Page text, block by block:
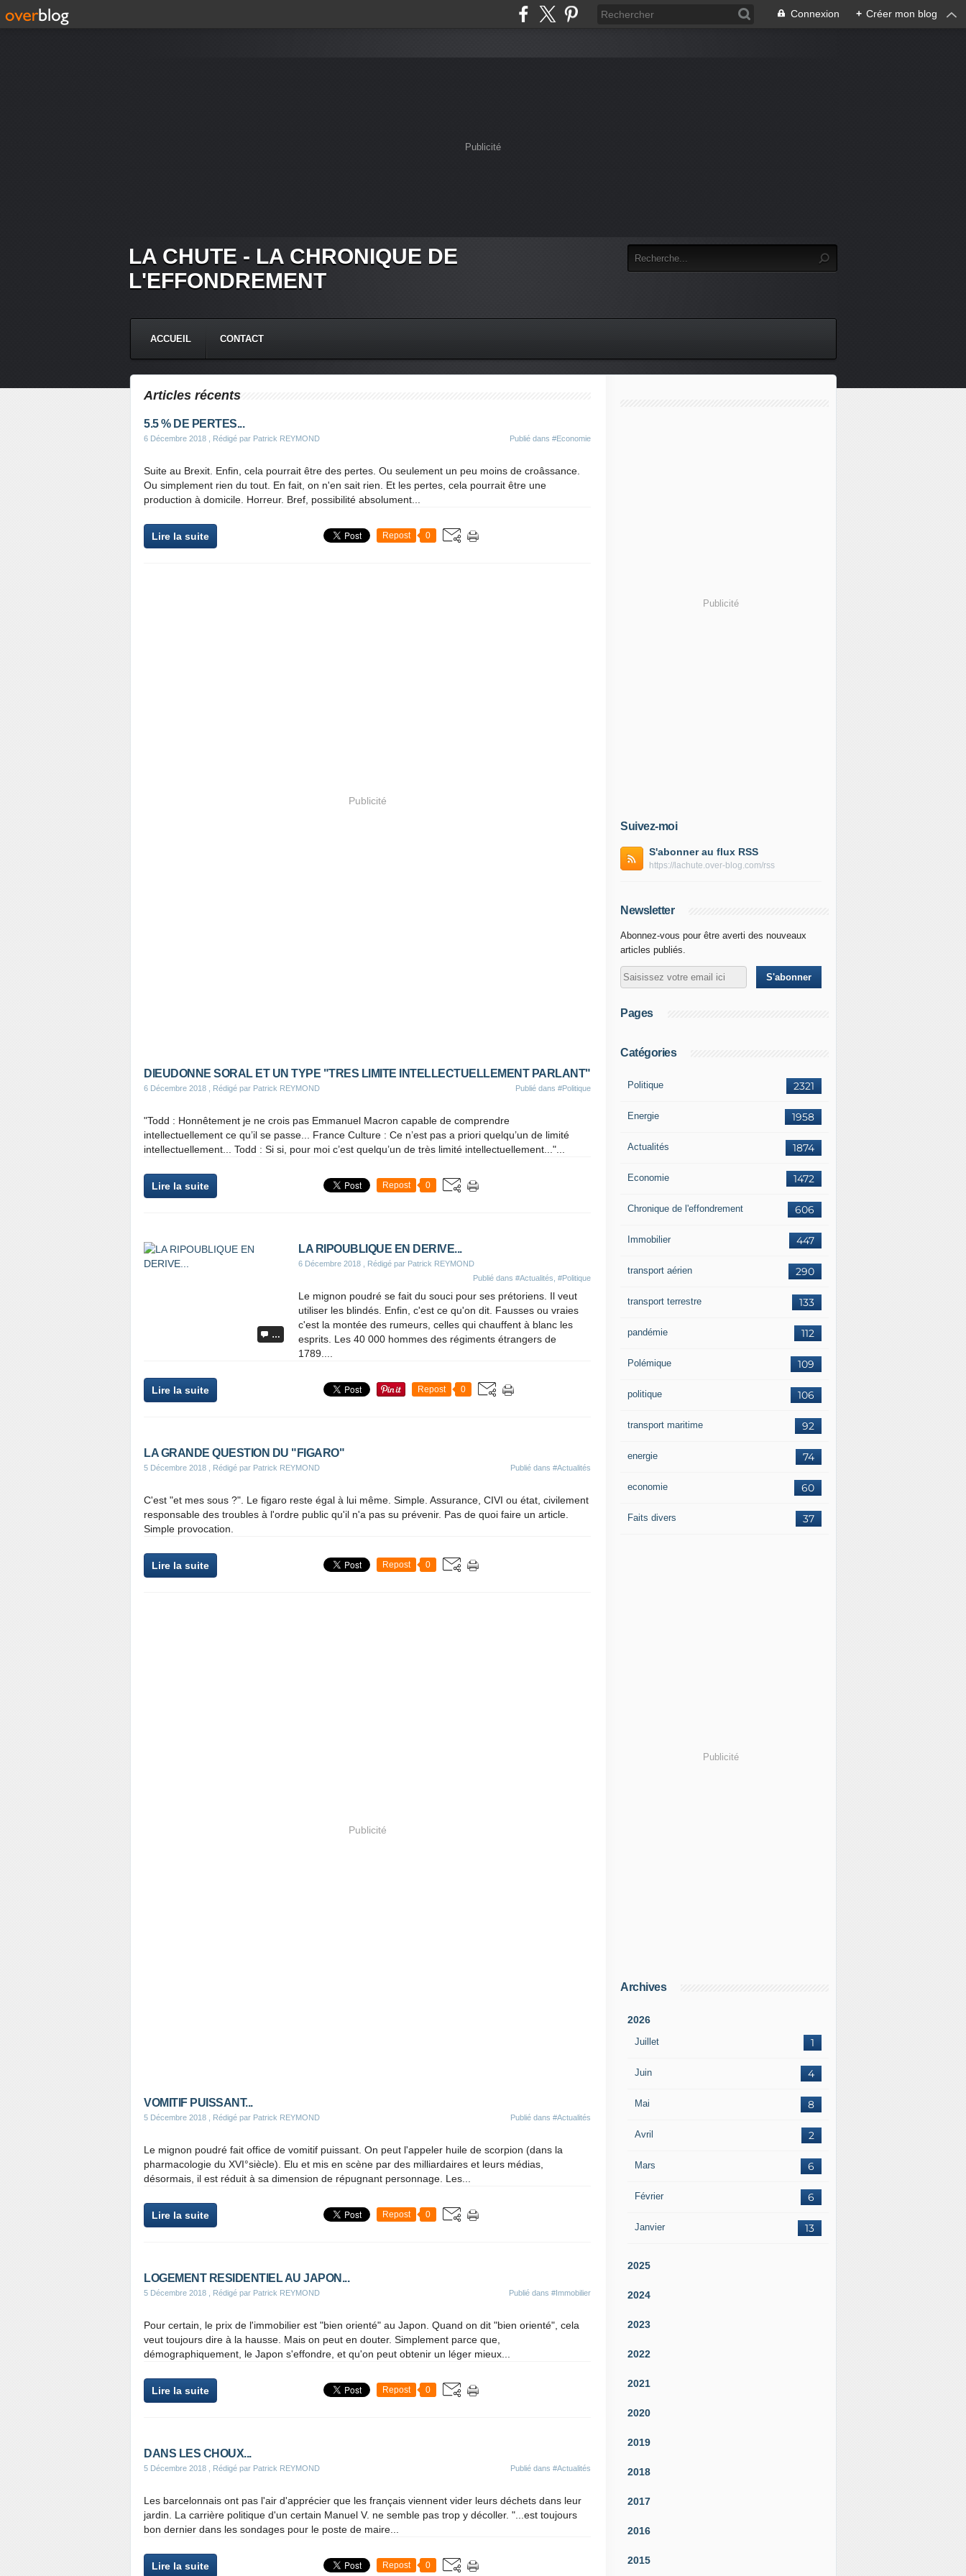
Connexion + Créer mon blog
Publicité
LA CHUTE - LA CHRONIQUE DE
L'EFFONDREMENT
ACCUEIL CONTACT
Articles récents
5.5 % DE PERTES...
6 Décembre 2018 , Rédigé par Patrick REYMOND Publié dans #Economie
Suite au Brexit. Enfin, cela pourrait être des pertes. Ou seulement un peu moins de croâssance.
Ou simplement rien du tout. En fait, on n'en sait rien. Et les pertes, cela pourrait être une
production à domicile. Horreur. Bref, possibilité absolument...
Lire la suite Repost 0
Publicité
DIEUDONNE SORAL ET UN TYPE "TRES LIMITE INTELLECTUELLEMENT PARLANT"
6 Décembre 2018 , Rédigé par Patrick REYMOND Publié dans #Politique
"Todd : Honnêtement je ne crois pas Emmanuel Macron capable de comprendre
intellectuellement ce qu’il se passe... France Culture : Ce n’est pas a priori quelqu’un de limité
intellectuellement... Todd : Si si, pour moi c’est quelqu’un de très limité intellectuellement..."...
Lire la suite Repost 0
…
LA RIPOUBLIQUE EN DERIVE...
6 Décembre 2018 , Rédigé par Patrick REYMOND
Publié dans #Actualités #Politique
Le mignon poudré se fait du souci pour ses prétoriens. Il veut
utiliser les blindés. Enfin, c'est ce qu'on dit. Fausses ou vraies
c'est la montée des rumeurs, celles qui chauffent à blanc les
esprits. Les 40 000 hommes des régiments étrangers de
1789....
Lire la suite Repost 0
LA GRANDE QUESTION DU "FIGARO"
5 Décembre 2018 , Rédigé par Patrick REYMOND Publié dans #Actualités
C'est "et mes sous ?". Le figaro reste égal à lui même. Simple. Assurance, CIVI ou état, civilement
responsable des troubles à l'ordre public qu'il n'a pas su prévenir. Pas de quoi faire un article.
Simple provocation.
Lire la suite Repost 0
Publicité
VOMITIF PUISSANT...
5 Décembre 2018 , Rédigé par Patrick REYMOND Publié dans #Actualités
Le mignon poudré fait office de vomitif puissant. On peut l'appeler huile de scorpion (dans la
pharmacologie du XVI°siècle). Elu et mis en scène par des milliardaires et leurs médias,
désormais, il est réduit à sa dimension de répugnant personnage. Les...
Lire la suite Repost 0
LOGEMENT RESIDENTIEL AU JAPON...
5 Décembre 2018 , Rédigé par Patrick REYMOND Publié dans #Immobilier
Pour certain, le prix de l'immobilier est "bien orienté" au Japon. Quand on dit "bien orienté", cela
veut toujours dire à la hausse. Mais on peut en douter. Simplement parce que,
démographiquement, le Japon s'effondre, et qu'on peut obtenir un léger mieux...
Lire la suite Repost 0
DANS LES CHOUX...
5 Décembre 2018 , Rédigé par Patrick REYMOND Publié dans #Actualités
Les barcelonnais ont pas l'air d'apprécier que les français viennent vider leurs déchets dans leur
jardin. La carrière politique d'un certain Manuel V. ne semble pas trop y décoller. "...est toujours
bon dernier dans les sondages pour le poste de maire...
Lire la suite Repost 0
Publicité
Suivez-moi
S'abonner au flux RSS
https://lachute.over-blog.com/rss
Newsletter
Abonnez-vous pour être averti des nouveaux
articles publiés.
Pages
Catégories
2321
Politique
1958
Energie
1874
Actualités
1472
Economie
606
Chronique de l'effondrement
447
Immobilier
290
transport aérien
133
transport terrestre
112
pandémie
109
Polémique
106
politique
92
transport maritime
74
energie
60
economie
37
Faits divers
Publicité
Archives
2026
Juillet 1
Juin 4
Mai 8
Avril 2
Mars 6
Février 6
Janvier 13
2025
2024
2023
2022
2021
2020
2019
2018
2017
2016
2015